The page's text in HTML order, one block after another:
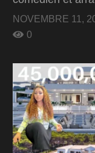
NOVEMBRE 11,
0